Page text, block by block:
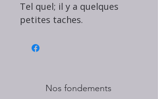
Tel quel; il y a quelques
petites taches.
Nos fondements